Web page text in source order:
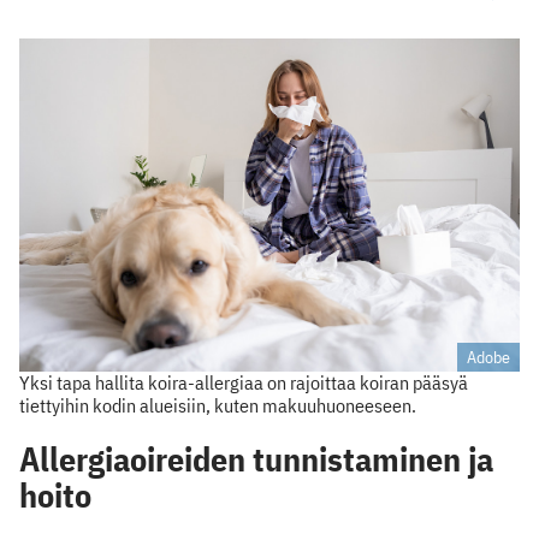
Adobe
Yksi tapa hallita koira-allergiaa on rajoittaa koiran pääsyä
tiettyihin kodin alueisiin, kuten makuuhuoneeseen.
Allergiaoireiden tunnistaminen ja
hoito